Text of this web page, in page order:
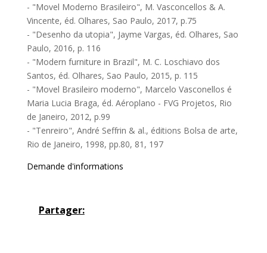
- "Movel Moderno Brasileiro", M. Vasconcellos & A.
Vincente, éd. Olhares, Sao Paulo, 2017, p.75
- "Desenho da utopia", Jayme Vargas, éd. Olhares, Sao
Paulo, 2016, p. 116
- "Modern furniture in Brazil", M. C. Loschiavo dos
Santos, éd. Olhares, Sao Paulo, 2015, p. 115
- "Movel Brasileiro moderno", Marcelo Vasconellos é
Maria Lucia Braga, éd. Aéroplano - FVG Projetos, Rio
de Janeiro, 2012, p.99
- "Tenreiro", André Seffrin & al., éditions Bolsa de arte,
Rio de Janeiro, 1998, pp.80, 81, 197
Demande d'informations
Partager: